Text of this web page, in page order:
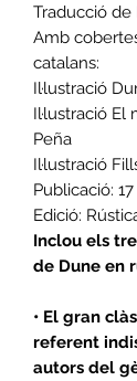
Traducció de
Amb
catalans:
Il·lustració
Il·lustració
Peña
Il·lustració
Publicació:
Edició:
Inclou els
de Dune en
• El gran
referent
autors del